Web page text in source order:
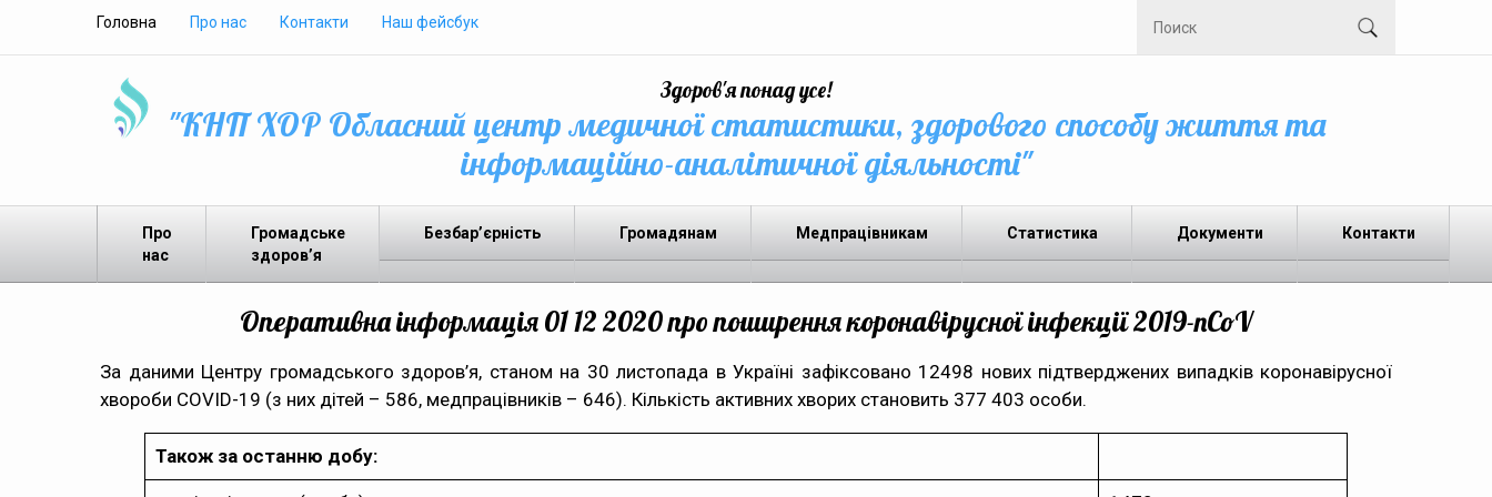
Головна Про нас Контакти Наш фейсбук
Здоров'я понад усе!
"КНП ХОР Обласний центр медичної статистики, здорового способу життя та
інформаційно-аналітичної діяльності"
Про
нас
Громадське
здоров’я
Безбар’єрність Громадянам Медпрацівникам Статистика Документи Контакти
Оперативна інформація 01 12 2020 про поширення коронавірусної інфекції 2019-nCoV
За даними Центру громадського здоров’я, станом на 30 листопада в Україні зафіксовано 12498 нових підтверджених випадків коронавірусної
хвороби COVID-19 (з них дітей – 586, медпрацівників – 646). Кількість активних хворих становить 377 403 особи.
Також за останню добу: